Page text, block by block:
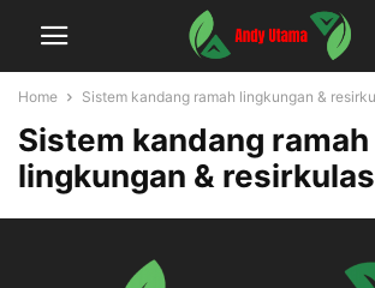
Home Sistem kandang ramah lingkungan &
Sistem kandang ramah
lingkungan &